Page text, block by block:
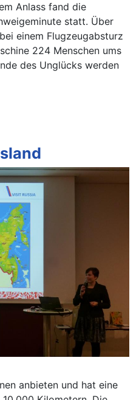
Anlass fand die
statt. Über
einem Flugzeugabsturz
224 Menschen ums
des Unglücks werden
anbieten und hat eine